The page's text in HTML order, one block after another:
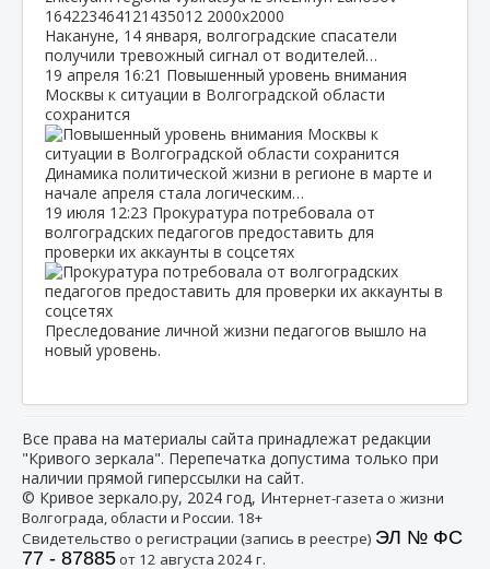
Накануне, 14 января, волгоградские спасатели
получили тревожный сигнал от водителей…
19 апреля 16:21 Повышенный уровень внимания
Москвы к ситуации в Волгоградской области
сохранится
Динамика политической жизни в регионе в марте и
начале апреля стала логическим…
19 июля 12:23 Прокуратура потребовала от
волгоградских педагогов предоставить для
проверки их аккаунты в соцсетях
Преследование личной жизни педагогов вышло на
новый уровень.
Все права на материалы сайта принадлежат редакции
"Кривого зеркала". Перепечатка допустима только при
наличии прямой гиперссылки на сайт.
© Кривое зеркало.ру, 2024 год, Интернет-газета о жизни
Волгограда, области и России. 18+
Свидетельство о регистрации (запись в реестре) ЭЛ № ФС
77 - 87885от 12 августа 2024 г.